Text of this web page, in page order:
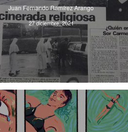
Juan Fernando Ramírez Arango
27 diciembre, 2021